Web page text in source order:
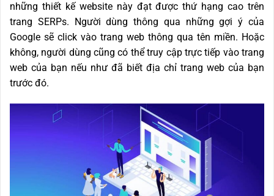
những thiết kế website này đạt được thứ hạng cao trên
trang SERPs. Người dùng thông qua những gợi ý của
Google sẽ click vào trang web thông qua tên miền. Hoặc
không, người dùng cũng có thể truy cập trực tiếp vào trang
web của bạn nếu như đã biết địa chỉ trang web của bạn
trước đó.